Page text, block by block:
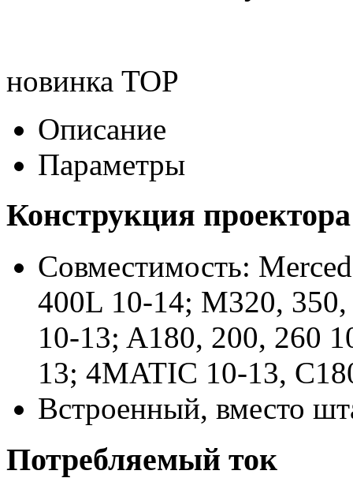
новинка TOP
Описание
Параметры
Конструкция проектора
Совместимость:
400L 10-14; M320,
10-13; A180, 200, 260
13; 4MATIC 10-13,
Встроенный, вместо
Потребляемый ток